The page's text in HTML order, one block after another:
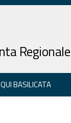
Regionale
QUI BASILICATA